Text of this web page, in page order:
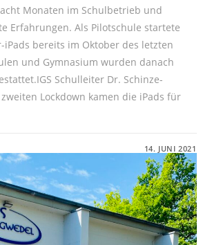
Monaten im Schulbetrieb und
Erfahrungen. Als Pilotschule startete
iPads bereits im Oktober des letzten
und Gymnasium wurden danach
Schulleiter Dr. Schinze-
Lockdown kamen die iPads für
IT-
AUSSTATTUNG
FÜR
BURGWEDELER
SCHULEN
14. JUNI 2021